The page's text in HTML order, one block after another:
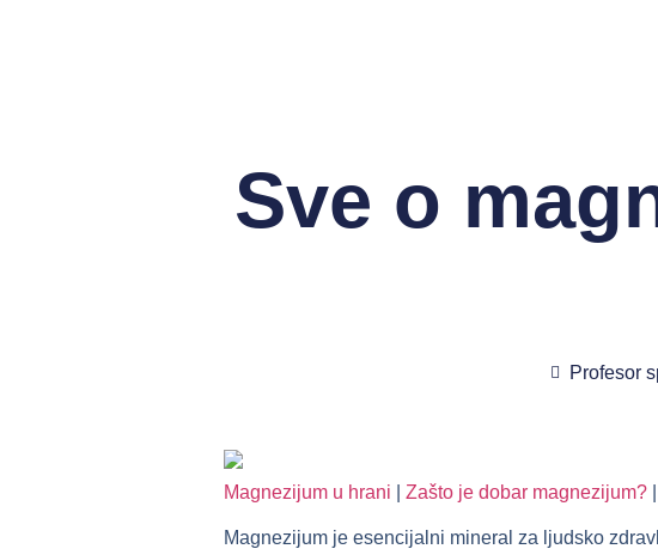
Sve o
Profesor
Magnezijum u hrani Zašto je dobar magnezijum?
Magnezijum je esencijalni mineral za ljudsko